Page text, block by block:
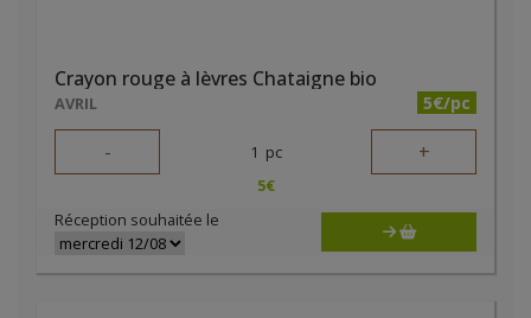
Crayon rouge à lèvres Chataigne bio
AVRIL 5€/pc
- 1 pc +
5€
Réception souhaitée le